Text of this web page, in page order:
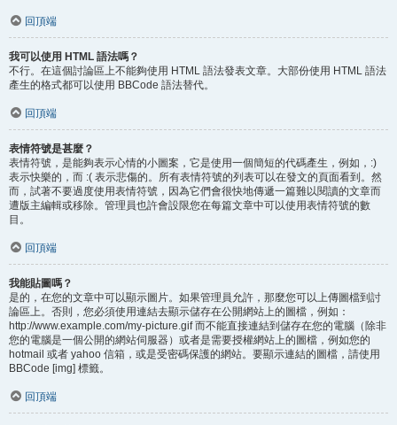
回頂端
我可以使用 HTML 語法嗎？
不行。在這個討論區上不能夠使用 HTML 語法發表文章。大部份使用 HTML 語法
產生的格式都可以使用 BBCode 語法替代。
回頂端
表情符號是甚麼？
表情符號，是能夠表示心情的小圖案，它是使用一個簡短的代碼產生，例如，:)
表示快樂的，而 :( 表示悲傷的。所有表情符號的列表可以在發文的頁面看到。然
而，試著不要過度使用表情符號，因為它們會很快地傳遞一篇難以閱讀的文章而
遭版主編輯或移除。管理員也許會設限您在每篇文章中可以使用表情符號的數
目。
回頂端
我能貼圖嗎？
是的，在您的文章中可以顯示圖片。如果管理員允許，那麼您可以上傳圖檔到討
論區上。否則，您必須使用連結去顯示儲存在公開網站上的圖檔，例如：
http://www.example.com/my-picture.gif 而不能直接連結到儲存在您的電腦（除非
您的電腦是一個公開的網站伺服器）或者是需要授權網站上的圖檔，例如您的
hotmail 或者 yahoo 信箱，或是受密碼保護的網站。要顯示連結的圖檔，請使用
BBCode [img] 標籤。
回頂端